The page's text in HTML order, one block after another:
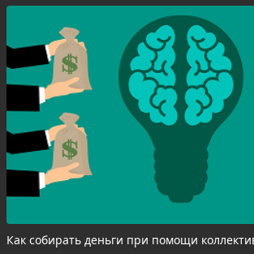
Как собирать деньги при помощи